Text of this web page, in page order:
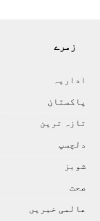
زمرے
اداريہ
پاکستان
تازہ ترين
دلچسپ
شوبز
صحت
عالمی خبريں